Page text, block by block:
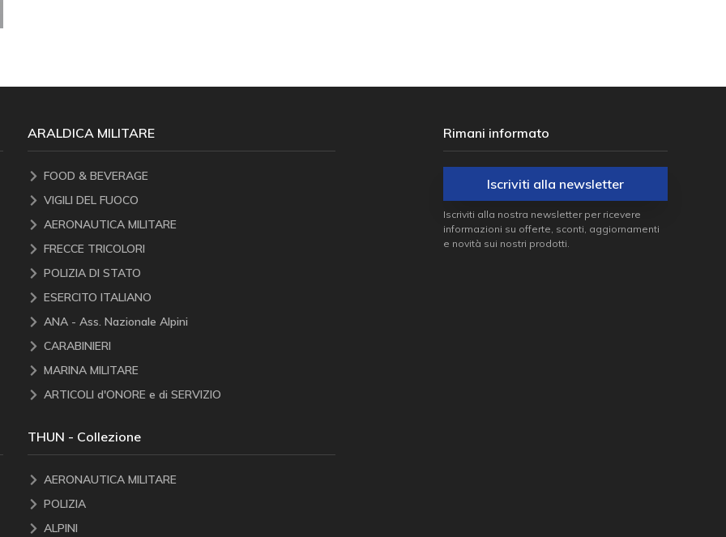
ARALDICA MILITARE
FOOD & BEVERAGE
VIGILI DEL FUOCO
AERONAUTICA MILITARE
FRECCE TRICOLORI
POLIZIA DI STATO
ESERCITO ITALIANO
ANA - Ass. Nazionale Alpini
CARABINIERI
MARINA MILITARE
ARTICOLI d'ONORE e di SERVIZIO
THUN - Collezione
AERONAUTICA MILITARE
POLIZIA
ALPINI
Rimani informato
Iscriviti alla newsletter
Iscriviti alla nostra newsletter per ricevere
informazioni su offerte, sconti, aggiornamenti
e novità sui nostri prodotti.